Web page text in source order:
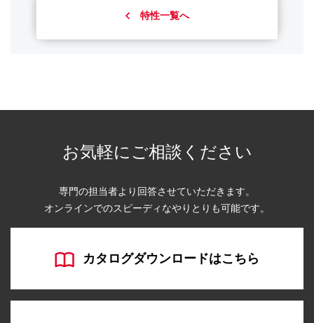
特性一覧へ
お気軽にご相談ください
専門の担当者より回答させていただきます。
オンラインでのスピーディなやりとりも可能です。
カタログダウンロードはこちら